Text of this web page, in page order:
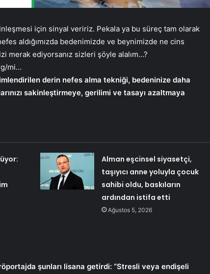
için sinyal veririz. Pekala ya bu süreç tam olarak
aldığımızda bedenimizde ve beynimizde ne cins
merak ediyorsanız sizleri şöyle alalım…?
mi…
derin nefes alma tekniği, bedeninize daha
sakinleştirmeye, gerilimi ve tasayı azaltmaya
Alman eşcinsel siyasetçi,
taşıyıcı anne yoluyla çocuk
sahibi oldu, baskıların
ardından istifa etti
Ağustos 5, 2026
şunları lisana getirdi: “Stresli veya endişeli